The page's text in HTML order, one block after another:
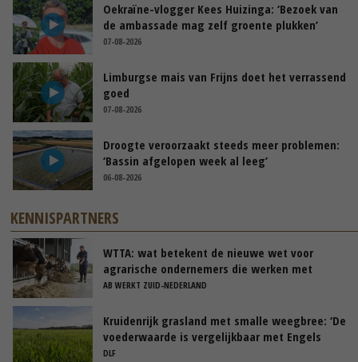
Oekraïne-vlogger Kees Huizinga: ‘Bezoek van
de ambassade mag zelf groente plukken’
07-08-2026
Limburgse mais van Frijns doet het verrassend
goed
07-08-2026
Droogte veroorzaakt steeds meer problemen:
‘Bassin afgelopen week al leeg’
06-08-2026
KENNISPARTNERS
WTTA: wat betekent de nieuwe wet voor
agrarische ondernemers die werken met
uitzendkrachten?
AB WERKT ZUID-NEDERLAND
Kruidenrijk grasland met smalle weegbree: ‘De
voederwaarde is vergelijkbaar met Engels
raaigras’
DLF